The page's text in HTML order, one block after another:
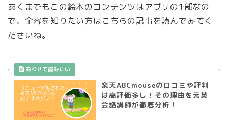
あくまでもこの絵本のコンテンツはアプリの1部なの
で、全容を知りたい方はこちらの記事を読んでみてく
ださいね。
楽天ABCmouseの口コミや評判
は高評価多し！その理由を元英
会話講師が徹底分析！